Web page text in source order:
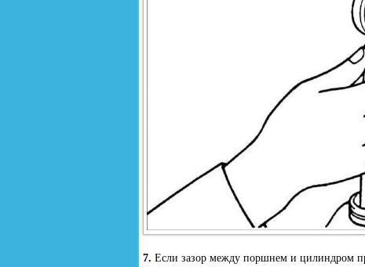
7. Если зазор между поршнем и цилиндром